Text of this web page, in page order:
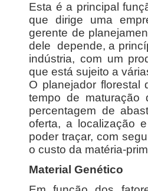
Esta é a principal
que dirige uma
gerente de
dele depende, a
indústria, com um
que está sujeito a
O planejador
tempo de
percentagem de
oferta, a localização
poder traçar, com
o custo da matéria-
Material Genético